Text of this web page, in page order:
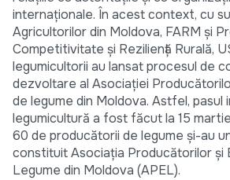
internaționale. În acest context, cu
Agricultorilor din Moldova, FARM și
Competitivitate și Reziliență Rurală,
legumicultorii au lansat procesul de
dezvoltare al Asociației
de legume din Moldova. Astfel,
legumicultură a fost făcut la 15
60 de producătorii de legume și-au
constituit Asociația Producătorilor și
Legume din Moldova (APEL).